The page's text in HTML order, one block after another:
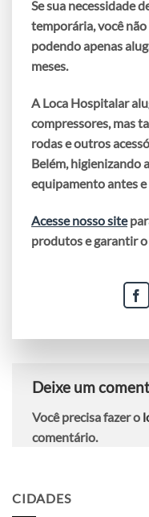
Se sua necessidade
temporária, você
podendo apenas
meses.
A Loca Hospitalar
compressores, mas
rodas e outros
Belém, higienizando
equipamento antes
Acesse nosso site
produtos e garantir
Deixe um
Você precisa fazer o
comentário.
CIDADES